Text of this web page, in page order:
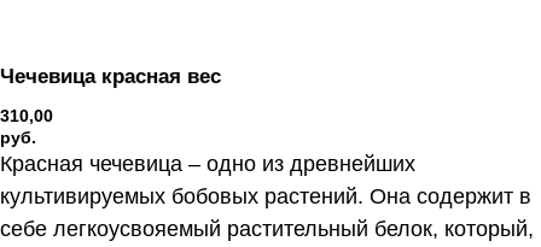
Чечевица красная вес
310,00
руб.
Красная чечевица – одно из древнейших
культивируемых бобовых растений. Она содержит в
себе легкоусвояемый растительный белок, который,